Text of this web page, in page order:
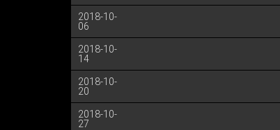
2018-10-
06
2018-10-
14
2018-10-
20
2018-10-
27